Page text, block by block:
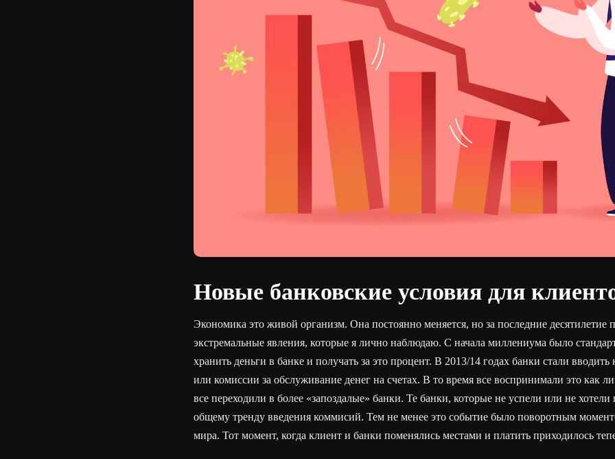
Новые банковские условия для
Экономика это живой организм. Она постоянно меняется, но за последние десятилетие
экстремальные явления, которые я лично наблюдаю. С начала миллениума было
хранить деньги в банке и получать за это процент. В 2013/14 годах банки стали
или комиссии за обслуживание денег на счетах. В то время все воспринимали это как
все переходили в более «запоздалые» банки. Те банки, которые не успели или не хотели
общему тренду введения коммисий. Тем не менее это событие было поворотным
мира. Тот момент, когда клиент и банки поменялись местами и платить приходилось